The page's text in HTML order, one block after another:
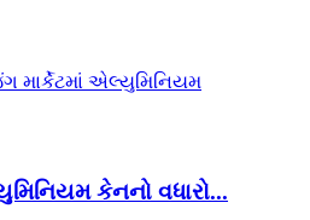
કેનનો વધારો...